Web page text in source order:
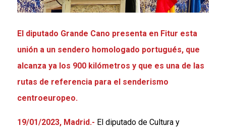
El diputado Grande Cano presenta en Fitur esta
unión a un sendero homologado portugués, que
alcanza ya los 900 kilómetros y que es una de las
rutas de referencia para el senderismo
centroeuropeo.
19/01/2023, Madrid.- El diputado de Cultura y